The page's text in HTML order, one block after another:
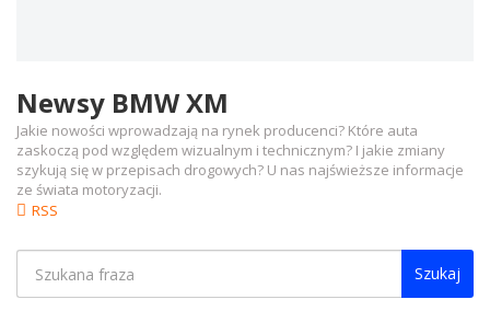
Newsy BMW XM
RSS
Jakie nowości wprowadzają na rynek producenci? Które auta
zaskoczą pod względem wizualnym i technicznym? I jakie zmiany
szykują się w przepisach drogowych? U nas najświeższe informacje
ze świata motoryzacji.
Szukaj